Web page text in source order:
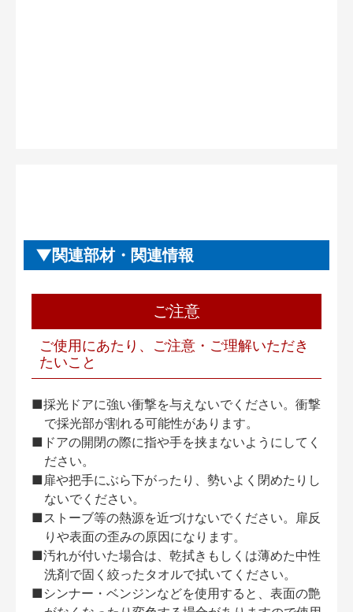
関連部材・関連情報
ご注意
ご使用にあたり、ご注意・ご理解いただき
たいこと
■採光ドアに強い衝撃を与えないでください。衝撃
で採光部が割れる可能性があります。
■ドアの開閉の際に指や手を挟まないようにしてく
ださい。
■扉や把手にぶら下がったり、勢いよく閉めたりし
ないでください。
■ストーブ等の熱源を近づけないでください。扉反
りや表面の歪みの原因になります。
■汚れが付いた場合は、乾拭きもしくは薄めた中性
洗剤で固く絞ったタオルで拭いてください。
■シンナー・ベンジンなどを使用すると、表面の艶